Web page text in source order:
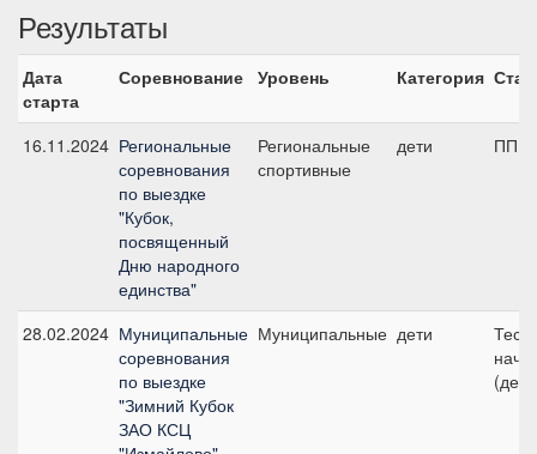
Результаты
Дата
старта
Соревнование Уровень Категория
16.11.2024 Региональные
соревнования
по выездке
"Кубок,
посвященный
Дню народного
единства"
Региональные
спортивные
дети ПП
28.02.2024 Муниципальные
соревнования
по выездке
"Зимний Кубок
ЗАО КСЦ
Муниципальные дети
Тест